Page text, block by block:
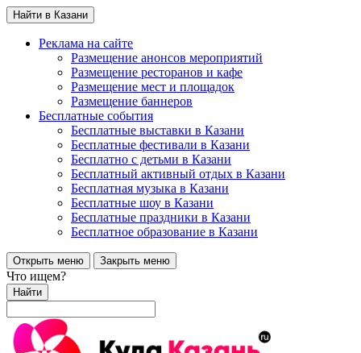
Найти в Казани
Реклама на сайте
Размещение анонсов мероприятий
Размещение ресторанов и кафе
Размещение мест и площадок
Размещение баннеров
Бесплатные события
Бесплатные выставки в Казани
Бесплатные фестивали в Казани
Бесплатно с детьми в Казани
Бесплатный активный отдых в Казани
Бесплатная музыка в Казани
Бесплатные шоу в Казани
Бесплатные праздники в Казани
Бесплатное образование в Казани
Открыть меню Закрыть меню
Что ищем?
Найти